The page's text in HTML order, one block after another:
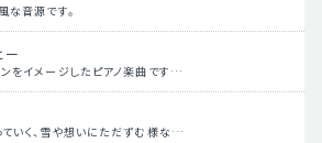
な音源です。
ー
をイメージしたピアノ楽曲です…
いく、雪や想いにただずむ様な…